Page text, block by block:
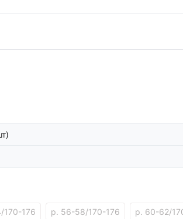
170-176 р. 56-58/170-176 р. 60-62/